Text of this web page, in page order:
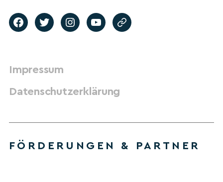
Impressum
Datenschutzerklärung
FÖRDERUNGEN & PARTNER